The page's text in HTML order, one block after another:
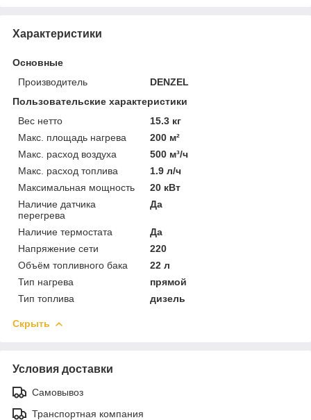
Характеристики
Основные
Производитель
DENZEL
Пользовательские характеристики
Вес нетто
15.3 кг
Макс. площадь нагрева
200 м²
Макс. расход воздуха
500 м³/ч
Макс. расход топлива
1.9 л/ч
Максимальная мощность
20 кВт
Наличие датчика
перегрева
Да
Наличие термостата
Да
Напряжение сети
220
Объём топливного бака
22 л
Тип нагрева
прямой
Тип топлива
дизель
Скрыть
Условия доставки
Самовывоз
Транспортная компания